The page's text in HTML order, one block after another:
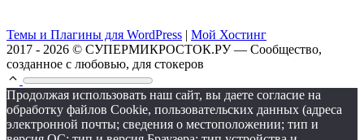
Темы и Плагины для WordPress | Мой Хостинг
2017 - 2026 © СУПЕРМИКРОСТОК.РУ — Сообщество,
созданное с любовью, для стокеров
Продолжая использовать наш сайт, вы даете согласие на
обработку файлов Cookie, пользовательских данных (адреса
электронной почты; сведения о местоположении; тип и